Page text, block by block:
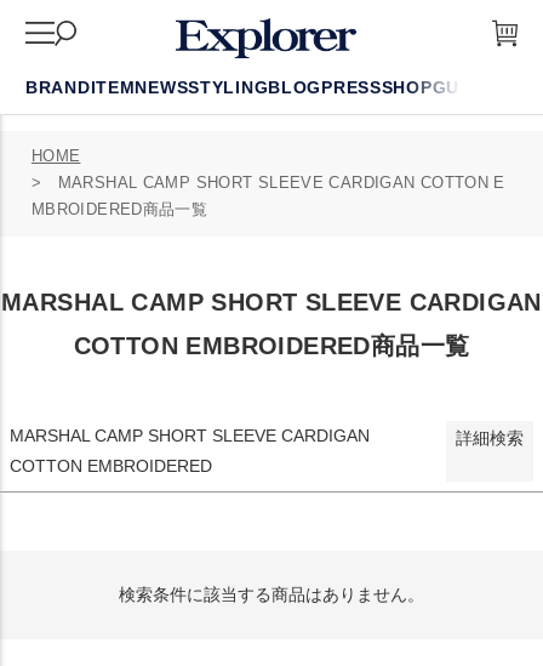
BRANDITEMNEWSSTYLINGBLOGPRESSSHOPGUIDE
HOME
MARSHAL CAMP SHORT SLEEVE CARDIGAN COTTON E
MBROIDERED商品一覧
MARSHAL CAMP SHORT SLEEVE CARDIGAN
COTTON EMBROIDERED商品一覧
MARSHAL CAMP SHORT SLEEVE CARDIGAN
COTTON EMBROIDERED
詳細検索
在庫なし商品を表示しない
商品番号/JANコード
並び順
新着順
価格が高い順
レビュー順
検索条件に該当する商品はありません。